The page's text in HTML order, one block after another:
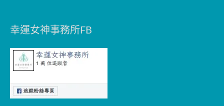
幸運女神事務所FB